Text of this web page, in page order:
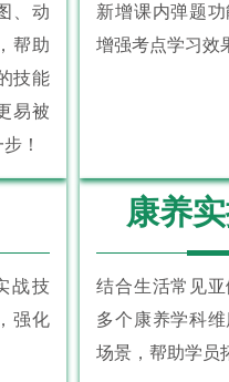
、动
帮助
技能
易被
！
新增课内弹题功
增强考点学习效
战技
强化
康养
结合生活常见
多个康养学科
场景，帮助学员